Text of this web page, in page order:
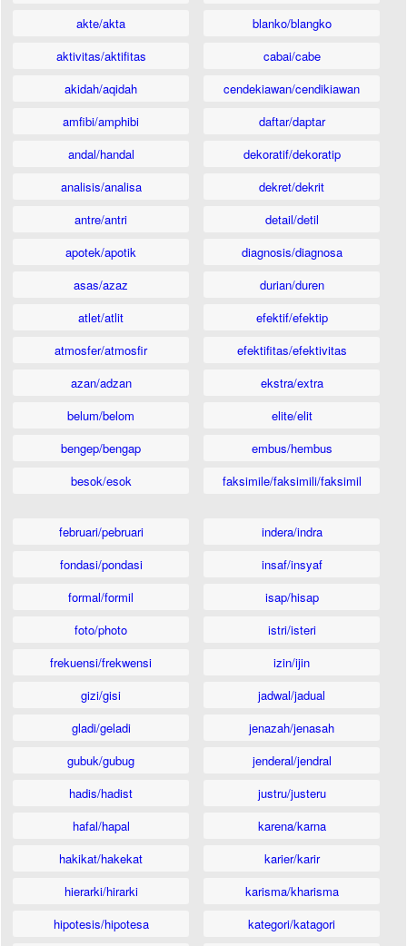
akte/akta
aktivitas/aktifitas
akidah/aqidah
amfibi/amphibi
andal/handal
analisis/analisa
antre/antri
apotek/apotik
asas/azaz
atlet/atlit
atmosfer/atmosfir
azan/adzan
belum/belom
bengep/bengap
besok/esok
blanko/blangko
cabai/cabe
cendekiawan/cendikiawan
daftar/daptar
dekoratif/dekoratip
dekret/dekrit
detail/detil
diagnosis/diagnosa
durian/duren
efektif/efektip
efektifitas/efektivitas
ekstra/extra
elite/elit
embus/hembus
faksimile/faksimili/faksimil
februari/pebruari
fondasi/pondasi
formal/formil
foto/photo
frekuensi/frekwensi
gizi/gisi
gladi/geladi
gubuk/gubug
hadis/hadist
hafal/hapal
hakikat/hakekat
hierarki/hirarki
hipotesis/hipotesa
indera/indra
insaf/insyaf
isap/hisap
istri/isteri
izin/ijin
jadwal/jadual
jenazah/jenasah
jenderal/jendral
justru/justeru
karena/karna
karier/karir
karisma/kharisma
kategori/katagori